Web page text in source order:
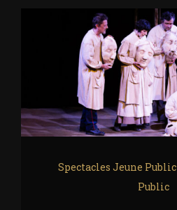
Spectacles Jeune Public
Public